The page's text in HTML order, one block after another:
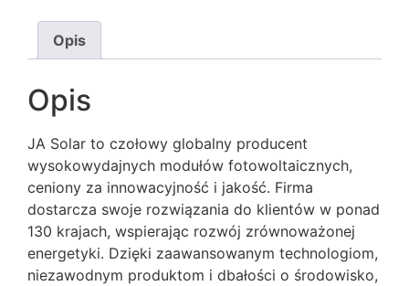
Opis
Opis
JA Solar to czołowy globalny producent
wysokowydajnych modułów fotowoltaicznych,
ceniony za innowacyjność i jakość. Firma
dostarcza swoje rozwiązania do klientów w ponad
130 krajach, wspierając rozwój zrównoważonej
energetyki. Dzięki zaawansowanym technologiom,
niezawodnym produktom i dbałości o środowisko,